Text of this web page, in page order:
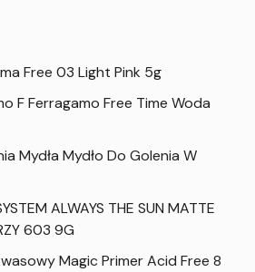
Free 03 Light Pink 5g
F Ferragamo Free Time Woda
Mydła Mydło Do Golenia W
ALWAYS THE SUN MATTE
603 9G
Magic Primer Acid Free 8